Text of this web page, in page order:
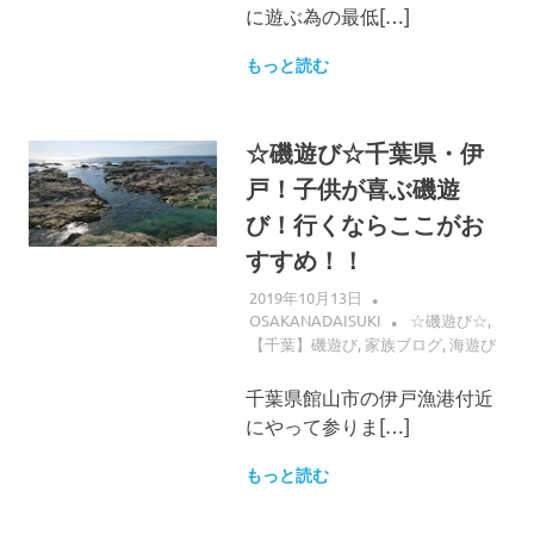
に遊ぶ為の最低[…]
もっと読む
☆磯遊び☆千葉県・伊
戸！子供が喜ぶ磯遊
び！行くならここがお
すすめ！！
2019年10月13日
OSAKANADAISUKI
☆磯遊び☆,
【千葉】磯遊び, 家族ブログ, 海遊び
千葉県館山市の伊戸漁港付近
にやって参りま[…]
もっと読む